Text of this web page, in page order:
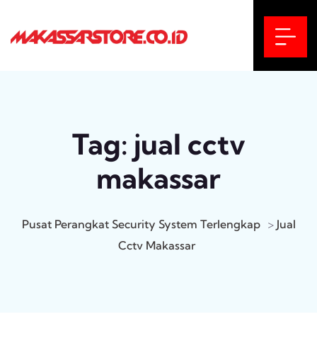
Tag: jual cctv
makassar
Pusat Perangkat Security System Terlengkap > Jual
Cctv Makassar